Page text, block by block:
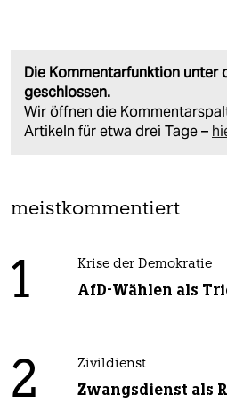
Die Kommentarfunktion unter
geschlossen.
Wir öffnen die
Artikeln für etwa drei Tage –
meistkommentiert
1 Krise der Demokratie
AfD-Wählen als
2 Zivildienst
Zwangsdienst als